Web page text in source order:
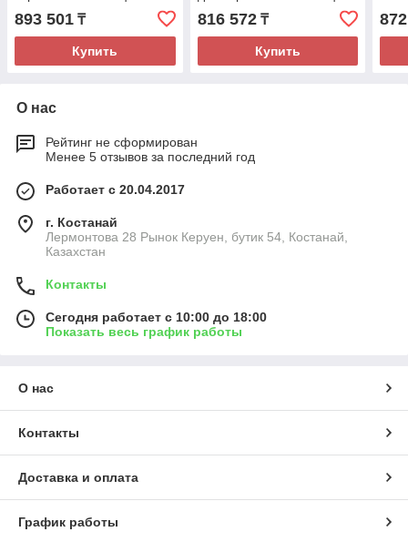
893 501 ₸
Купить
816 572₸
Купить
О нас
Рейтинг не сформирован
Менее 5 отзывов за последний год
Работает с 20.04.2017
г. Костанай
Лермонтова 28 Рынок Керуен, бутик 54, Костанай,
Казахстан
Контакты
Сегодня работает с 10:00 до 18:00
Показать весь график работы
О нас
Контакты
Доставка и оплата
График работы